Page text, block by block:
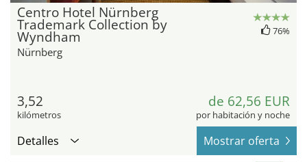
Centro Hotel Nürnberg
Trademark Collection by
Wyndham
Nürnberg
76%
3,52
kilómetros
de 62,56 EUR
por habitación y noche
Detalles Mostrar oferta